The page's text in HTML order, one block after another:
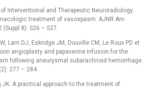
Interventional and Therapeutic Neuroradiology.
treatment of vasospasm. AJNR Am
8): S26 –⁠ S27.
Lam DJ, Eskridge JM, Douville CM, Le Roux PD et
angioplasty and papaverine infusion for the
following aneurysmal subarachnoid hem­orrhage.
277 –⁠ 284.
JK. A practical approach to the treatment of